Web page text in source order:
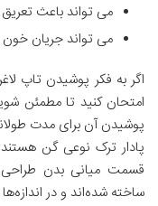
می تواند باعث
می تواند جریان خون
اگر به فکر پوشیدن تاپ
امتحان کنید تا مطمئن
پوشیدن آن برای مدت
پادار ترک نوعی گن
قسمت میانی بدن طراحی
ساخته شده‌اند و در